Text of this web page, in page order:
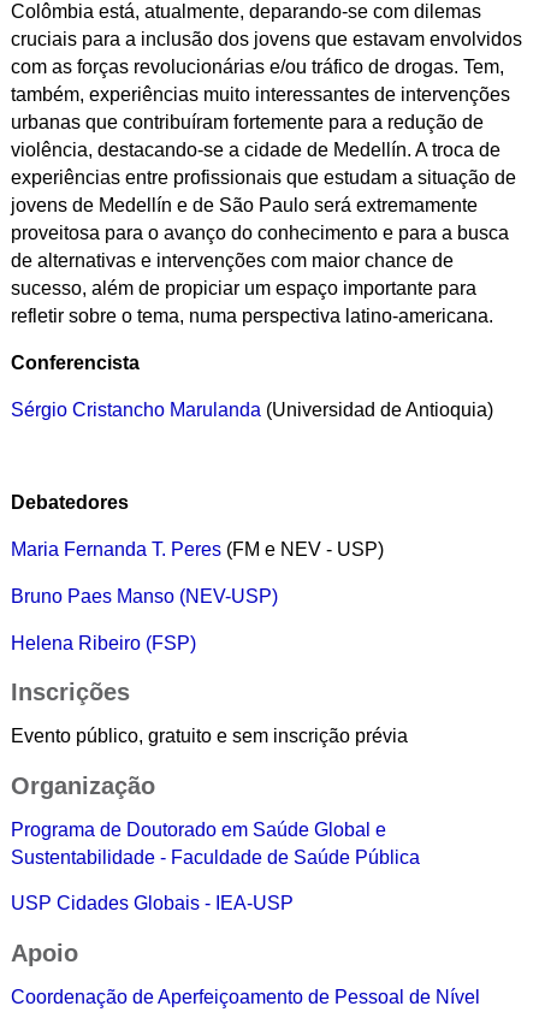
Colômbia está, atualmente, deparando-se com dilemas
cruciais para a inclusão dos jovens que estavam envolvidos
com as forças revolucionárias e/ou tráfico de drogas. Tem,
também, experiências muito interessantes de intervenções
urbanas que contribuíram fortemente para a redução de
violência, destacando-se a cidade de Medellín. A troca de
experiências entre profissionais que estudam a situação de
jovens de Medellín e de São Paulo será extremamente
proveitosa para o avanço do conhecimento e para a busca
de alternativas e intervenções com maior chance de
sucesso, além de propiciar um espaço importante para
refletir sobre o tema, numa perspectiva latino-americana.
Conferencista
Sérgio Cristancho Marulanda (Universidad de Antioquia)
Debatedores
Maria Fernanda T. Peres(FM e NEV - USP)
Bruno Paes Manso (NEV-USP)
Helena Ribeiro (FSP)
Inscrições
Evento público, gratuito e sem inscrição prévia
Organização
Programa de Doutorado em Saúde Global e
Sustentabilidade - Faculdade de Saúde Pública
USP Cidades Globais - IEA-USP
Apoio
Coordenação de Aperfeiçoamento de Pessoal de Nível